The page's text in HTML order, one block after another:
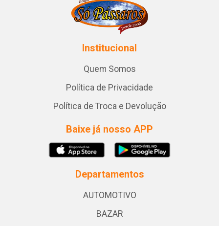
Institucional
Quem Somos
Política de Privacidade
Política de Troca e Devolução
Baixe já nosso APP
Departamentos
AUTOMOTIVO
BAZAR